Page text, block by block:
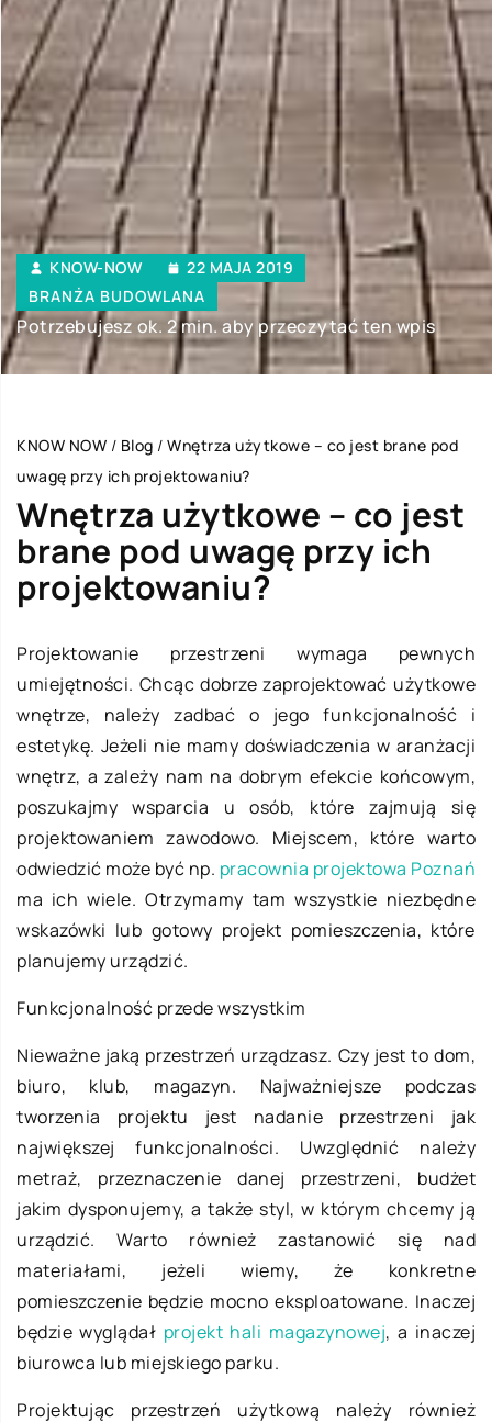
KNOW-NOW
22 MAJA 2019
BRANŻA BUDOWLANA
Potrzebujesz ok. 2 min. aby przeczytać ten wpis
KNOW NOW / Blog / Wnętrza użytkowe – co jest brane pod
uwagę przy ich projektowaniu?
Wnętrza użytkowe – co jest
brane pod uwagę przy ich
projektowaniu?
Projektowanie przestrzeni wymaga pewnych
umiejętności. Chcąc dobrze zaprojektować użytkowe
wnętrze, należy zadbać o jego funkcjonalność i
estetykę. Jeżeli nie mamy doświadczenia w aranżacji
wnętrz, a zależy nam na dobrym efekcie końcowym,
poszukajmy wsparcia u osób, które zajmują się
projektowaniem zawodowo. Miejscem, które warto
odwiedzić może być np. pracownia projektowa Poznań
ma ich wiele. Otrzymamy tam wszystkie niezbędne
wskazówki lub gotowy projekt pomieszczenia, które
planujemy urządzić.
Funkcjonalność przede wszystkim
Nieważne jaką przestrzeń urządzasz. Czy jest to dom,
biuro, klub, magazyn. Najważniejsze podczas
tworzenia projektu jest nadanie przestrzeni jak
największej funkcjonalności. Uwzględnić należy
metraż, przeznaczenie danej przestrzeni, budżet
jakim dysponujemy, a także styl, w którym chcemy ją
urządzić. Warto również zastanowić się nad
materiałami, jeżeli wiemy, że konkretne
pomieszczenie będzie mocno eksploatowane. Inaczej
będzie wyglądał projekt hali magazynowej, a inaczej
biurowca lub miejskiego parku.
Projektując przestrzeń użytkową należy również